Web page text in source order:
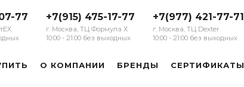
77 +7(915) 475-17-77
г. Москва, ТЦ Формула Х
10:00 - 21:00 без выходных
+7(977) 421-77-71
г. Москва, ТЦ Dexter
10:00 - 21:00 без выходных
О КОМПАНИИ БРЕНДЫ СЕРТИФИКАТЫ